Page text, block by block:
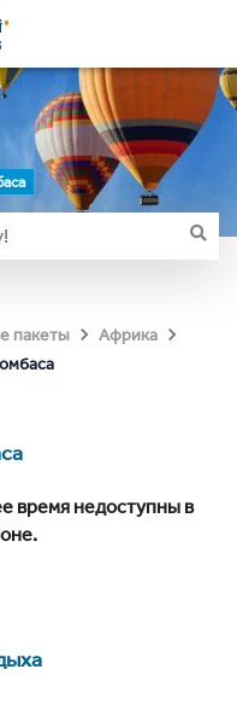
пакеты
Африка
время недоступны в